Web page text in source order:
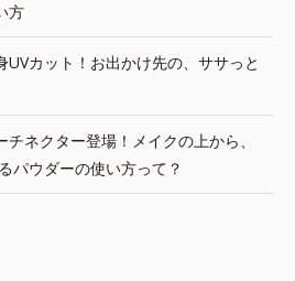
方
UVカット！お出かけ先の、ササっと
チネクター登場！メイクの上から、
パウダーの使い方って？